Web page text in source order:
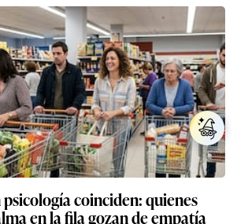
coinciden: quienes
en la fila gozan de empatía